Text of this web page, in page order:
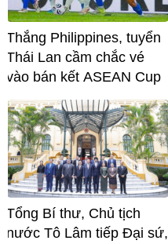
Thắng Philippines, tuyển
Thái Lan cầm chắc vé
vào bán kết ASEAN Cup
Tổng Bí thư, Chủ tịch
nước Tô Lâm tiếp Đại sứ,